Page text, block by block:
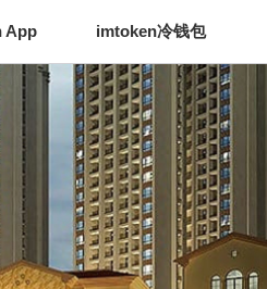
App imtoken冷钱包